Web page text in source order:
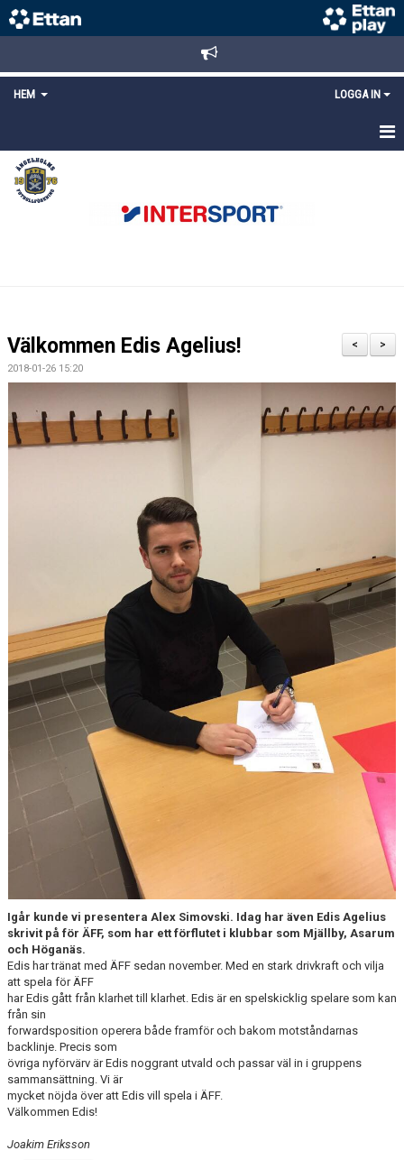
HEM LOGGA IN
STARTSIDA
NYHETER
LÄNKAR
MEDLEMS OCH TRÄNINGSAVGIFTER
>
<
Välkommen Edis Agelius!
2018-01-26 15:20
Igår kunde vi presentera Alex Simovski. Idag har även Edis Agelius
skrivit på för ÄFF, som har ett förflutet i klubbar som Mjällby, Asarum
och Höganäs.
Edis har tränat med ÄFF sedan november. Med en stark drivkraft och vilja
att spela för ÄFF
har Edis gått från klarhet till klarhet. Edis är en spelskicklig spelare som kan
från sin
forwardsposition operera både framför och bakom motståndarnas
backlinje. Precis som
övriga nyförvärv är Edis noggrant utvald och passar väl in i gruppens
sammansättning. Vi är
mycket nöjda över att Edis vill spela i ÄFF.
Välkommen Edis!
Joakim Eriksson